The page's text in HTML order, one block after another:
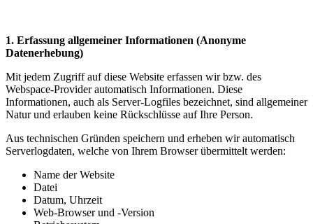
1. Erfassung allgemeiner Informationen (Anonyme
Datenerhebung)
Mit jedem Zugriff auf diese Website erfassen wir bzw. des
Webspace-Provider automatisch Informationen. Diese
Informationen, auch als Server-Logfiles bezeichnet, sind allgemeiner
Natur und erlauben keine Rückschlüsse auf Ihre Person.
Aus technischen Gründen speichern und erheben wir automatisch
Serverlogdaten, welche von Ihrem Browser übermittelt werden:
Name der Website
Datei
Datum, Uhrzeit
Web-Browser und -Version